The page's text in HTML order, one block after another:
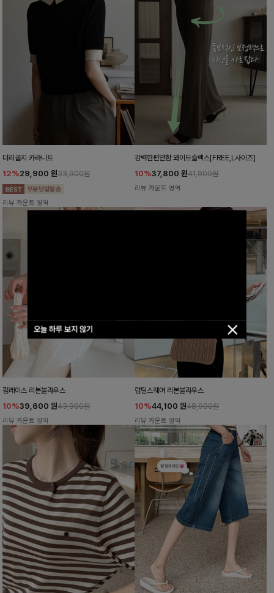
오늘 하루 보지 않기
더리골지 카라니트
12%29,900 원33,900원
리뷰 카운트 영역
강력한편안함 와이드슬랙스[FREE,L사이즈]
10%37,800 원41,900원
리뷰 카운트 영역
펌레이스 리본블라우스
10%39,600 원43,900원
리뷰 카운트 영역
럽틸스퀘어 리본블라우스
10%44,100 원48,900원
리뷰 카운트 영역